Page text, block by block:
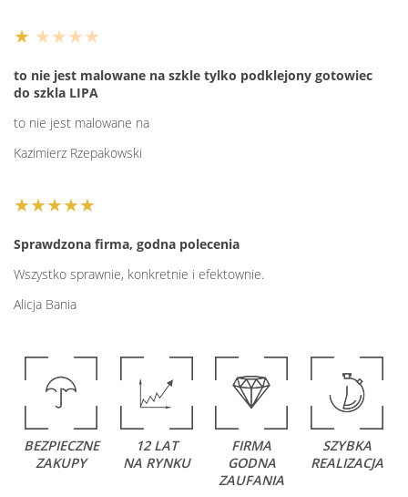
★ ★★★★
to nie jest malowane na szkle tylko podklejony gotowiec
do szkla LIPA
to nie jest malowane na
Kazimierz Rzepakowski
★★★★★
Sprawdzona firma, godna polecenia
Wszystko sprawnie, konkretnie i efektownie.
Alicja Bania
BEZPIECZNE
ZAKUPY
12 LAT
NA RYNKU
FIRMA
GODNA
ZAUFANIA
SZYBKA
REALIZACJA